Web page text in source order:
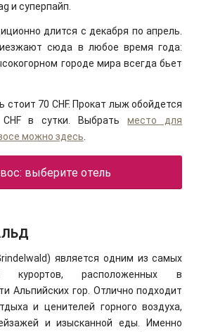
и суперпайп.
длится с декабря по апрель.
сюда в любое время года:
городе мира всегда бьет
стоит 70 CHF. Прокат лыж обойдется
в сутки. Выбратьместо для
можно здесь
выберите отель
является одним из самых
курортов, расположенных в
Альпийских гор. Отлично подходит
и ценителей горного воздуха,
и изысканной еды. Именно